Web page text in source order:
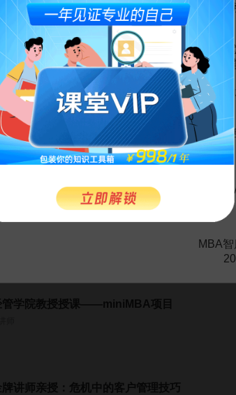
取標準 4頁
37頁
大學MBA)
37頁
资治通鉴》：重拾国学经典的大智慧
的哈佛大学幸福课》
管学院教授授课——miniMBA项目
讲师亲授：危机中的客户管理技巧
频道一直以免费公益的形式为大家提供知识服
越严峻的经营挑战下，单纯依靠不断增加广告
来越影响您的使用体验，这也与我们的初衷
考虑，我们决定推出VIP会员收费制度，以便
内容。
员（9.9元 / 年， 点击开通 ），您的权益将包
长期以来您对百科频道的支持。诚邀您加入
，共同见证彼此的成长和进步！
MBA